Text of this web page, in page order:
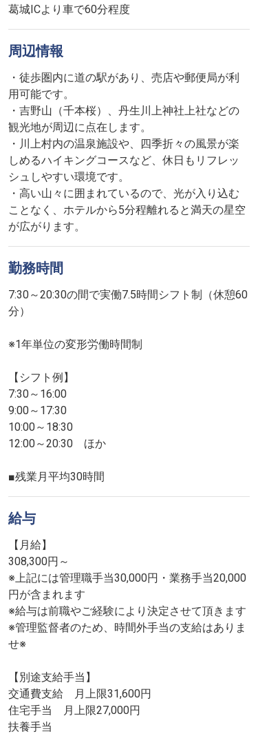
葛城ICより車で60分程度
周辺情報
・徒歩圏内に道の駅があり、売店や郵便局が利
用可能です。
・吉野山（千本桜）、丹生川上神社上社などの
観光地が周辺に点在します。
・川上村内の温泉施設や、四季折々の風景が楽
しめるハイキングコースなど、休日もリフレッ
シュしやすい環境です。
・高い山々に囲まれているので、光が入り込む
ことなく、ホテルから5分程離れると満天の星空
が広がります。
勤務時間
7:30～20:30の間で実働7.5時間シフト制（休憩60
分）
※1年単位の変形労働時間制
【シフト例】
7:30～16:00
9:00～17:30
10:00～18:30
12:00～20:30 ほか
■残業月平均30時間
給与
【月給】
308,300円～
※上記には管理職手当30,000円・業務手当20,000
円が含まれます
※給与は前職やご経験により決定させて頂きます
※管理監督者のため、時間外手当の支給はありま
せ※
【別途支給手当】
交通費支給 月上限31,600円
住宅手当 月上限27,000円
扶養手当